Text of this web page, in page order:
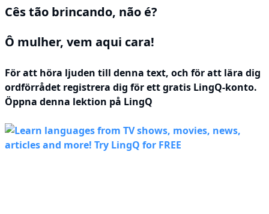
Cês tão brincando, não é?
Ô mulher, vem aqui cara!
För att höra ljuden till denna text, och för att lära dig
ordförrådet registrera dig för ett gratis LingQ-konto.
Öppna denna lektion på LingQ